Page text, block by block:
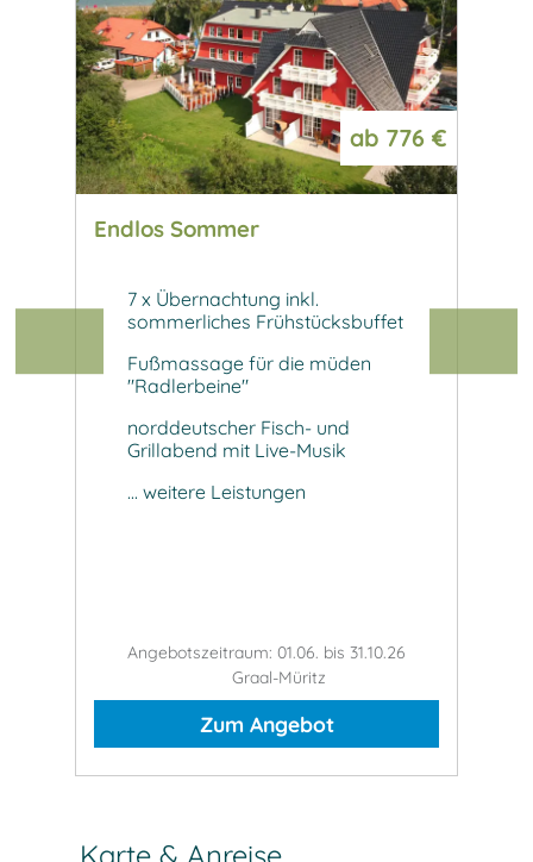
ab 776 €
Endlos Sommer
7 x Übernachtung inkl.
sommerliches Frühstücksbuffet
Fußmassage für die müden
"Radlerbeine"
norddeutscher Fisch- und
Grillabend mit Live-Musik
... weitere Leistungen
Angebotszeitraum: 01.06. bis 31.10.26
Graal-Müritz
Zum Angebot
Karte & Anreise